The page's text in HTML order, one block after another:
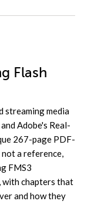
Flash
streaming media
Adobe's Real-
267-page PDF-
a reference,
FMS3
with chapters that
and how they